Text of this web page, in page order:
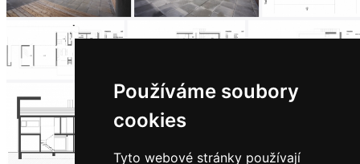
Používáme soubory
cookies
Tyto webové stránky používají
Fill in „nospam“
© Archiweb, s.r.o. 1997-2026
ISSN: 1801-3902